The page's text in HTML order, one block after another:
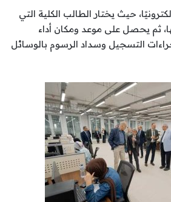
حيث يختار الطالب الكلية التي
ثم يحصل على موعد ومكان أداء
التسجيل وسداد الرسوم بالوسائل